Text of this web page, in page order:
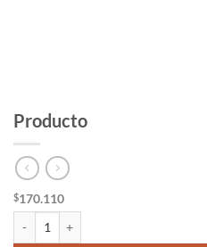
Producto
$170.110